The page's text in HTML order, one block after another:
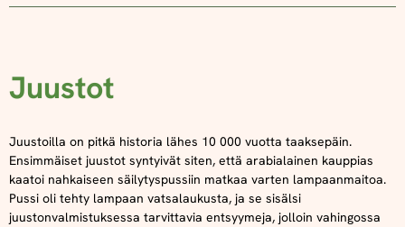
Juustot
Juustoilla on pitkä historia lähes 10 000 vuotta taaksepäin.
Ensimmäiset juustot syntyivät siten, että arabialainen kauppias
kaatoi nahkaiseen säilytyspussiin matkaa varten lampaanmaitoa.
Pussi oli tehty lampaan vatsalaukusta, ja se sisälsi
juustonvalmistuksessa tarvittavia entsyymeja, jolloin vahingossa